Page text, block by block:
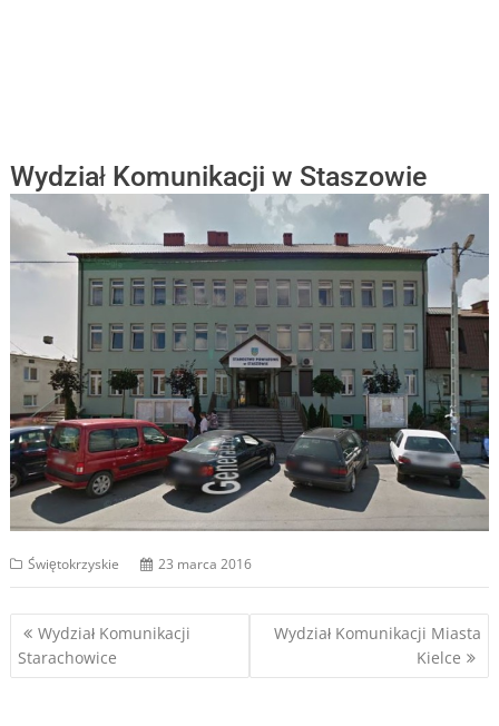
Wydział Komunikacji w Staszowie
Świętokrzyskie 23 marca 2016
Nawigacja
wpisu
Wydział Komunikacji
Starachowice
Wydział Komunikacji Miasta
Kielce